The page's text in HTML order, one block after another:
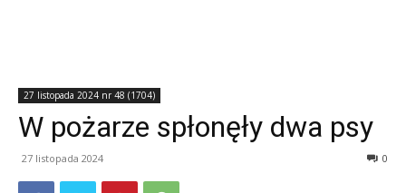
27 listopada 2024 nr 48 (1704)
W pożarze spłonęły dwa psy
27 listopada 2024 0